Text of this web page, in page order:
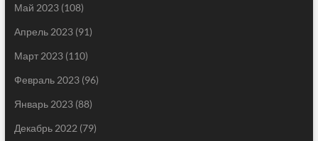
Май 2023(108)
Апрель 2023(91)
Март 2023(110)
Февраль 2023(96)
Январь 2023(88)
Декабрь 2022 (79)